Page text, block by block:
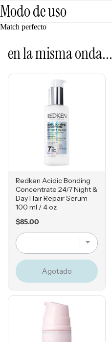
Modo de uso
Match perfecto
en la misma onda...
Redken Acidic Bonding
Concentrate 24/7 Night &
Day Hair Repair Serum
100 ml / 4 oz
Price
$85.00
Agotado